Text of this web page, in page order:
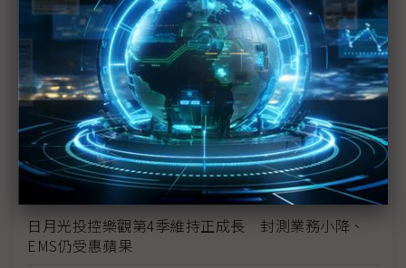
美方禁令戰火擴大 聯電：暫停協助晉華研發
中興之後晉華再遭美下禁售令 貿易戰升溫陸廠遭
殃 大陸半導體「芯」病難解
美光侵權案敗訴後川普政府出招 晉華遭美鎖喉制裁
美中科技戰越演越烈
晉華DRAM封測訂單 日月光旗下矽電恐延遲收割
日月光投控樂觀第4季維持正成長 封測業務小降、
EMS仍受惠蘋果